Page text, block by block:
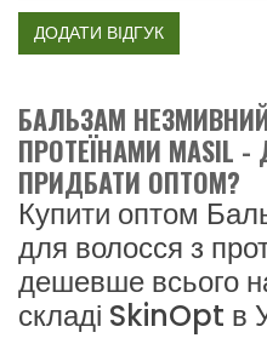
ДОДАТИ ВІДГУК
БАЛЬЗАМ
ПРОТЕЇНАМИ MASIL
ПРИДБАТИ ОПТОМ?
Купити оптом
для волосся з
дешевше всього
складі SkinOpt в